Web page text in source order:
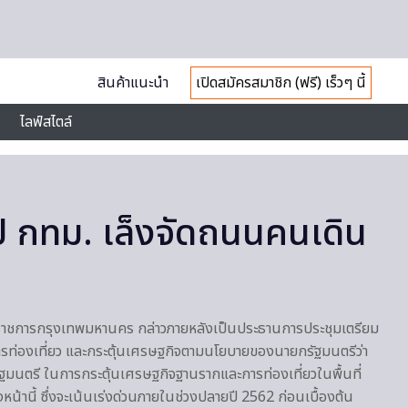
สินค้าแนะนำ
เปิดสมัครสมาชิก (ฟรี) เร็วๆ นี้
ไลฟ์สไตล์
กทม. เล็งจัดถนนคนเดิน
การกรุงเทพมหานคร กล่าวภายหลังเป็นประธานการประชุมเตรียม
ท่องเที่ยว และกระตุ้นเศรษฐกิจตามนโยบายของนายกรัฐมนตรีว่า
นตรี ในการกระตุ้นเศรษฐกิจฐานรากและการท่องเที่ยวในพื้นที่
น้านี้ ซึ่งจะเน้นเร่งด่วนภายในช่วงปลายปี 2562 ก่อนเบื้องต้น